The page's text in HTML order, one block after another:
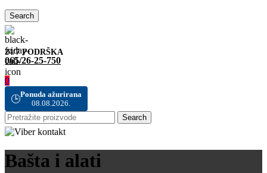
Search
24/7 PODRŠKA
065/26-25-750
0
🕒Ponuda ažurirana
08.08.2026.
Search
Bašta i alati